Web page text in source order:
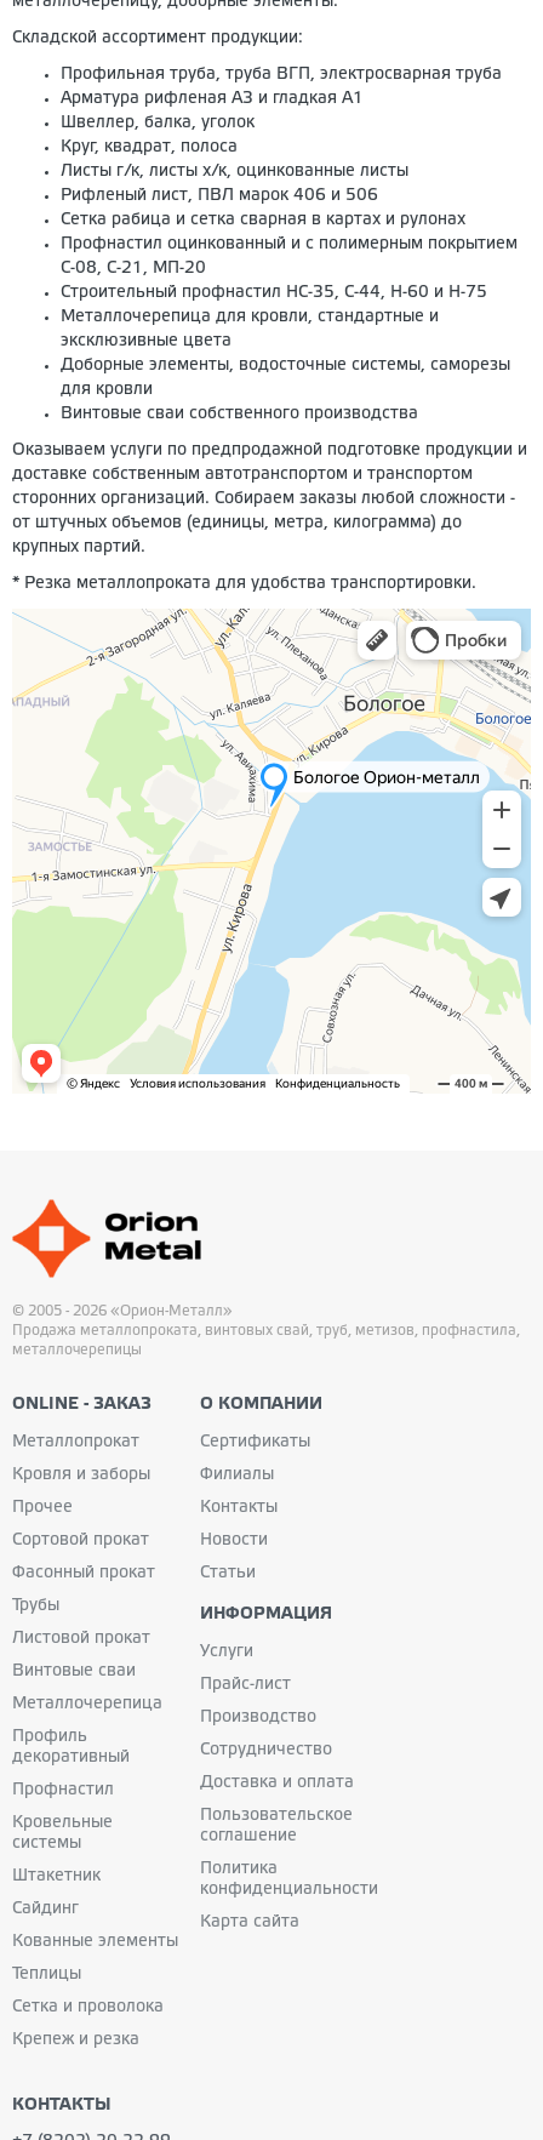
Складской ассортимент продукции:
Профильная труба, труба ВГП, электросварная труба
Арматура рифленая А3 и гладкая А1
Швеллер, балка, уголок
Круг, квадрат, полоса
Листы г/к, листы х/к, оцинкованные листы
Рифленый лист, ПВЛ марок 406 и 506
Сетка рабица и сетка сварная в картах и рулонах
Профнастил оцинкованный и с полимерным покрытием
С-08, С-21, МП-20
Строительный профнастил НС-35, С-44, Н-60 и Н-75
Металлочерепица для кровли, стандартные и
эксклюзивные цвета
Доборные элементы, водосточные системы, саморезы
для кровли
Винтовые сваи собственного производства
Оказываем услуги по предпродажной подготовке продукции и
доставке собственным автотранспортом и транспортом
сторонних организаций. Собираем заказы любой сложности -
от штучных объемов (единицы, метра, килограмма) до
крупных партий.
* Резка металлопроката для удобства транспортировки.
© 2005 - 2026 «Орион-Металл»
Продажа металлопроката, винтовых свай, труб, метизов, профнастила,
металлочерепицы
ONLINE - ЗАКАЗ
Металлопрокат
Кровля и заборы
Прочее
Сортовой прокат
Фасонный прокат
Трубы
Листовой прокат
Винтовые сваи
Металлочерепица
Профиль
декоративный
Профнастил
Кровельные
системы
Штакетник
Сайдинг
Кованные элементы
Теплицы
Сетка и проволока
Крепеж и резка
О КОМПАНИИ
Сертификаты
Филиалы
Контакты
Новости
Статьи
ИНФОРМАЦИЯ
Услуги
Прайс-лист
Производство
Сотрудничество
Доставка и оплата
Пользовательское
соглашение
Политика
конфиденциальности
Карта сайта
КОНТАКТЫ